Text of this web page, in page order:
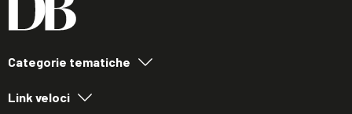
Categorie tematiche
Link veloci